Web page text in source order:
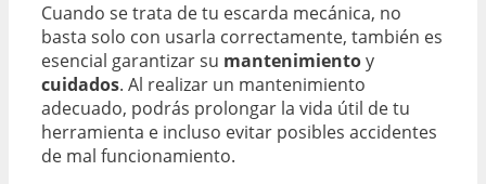
Cuando se trata de tu escarda mecánica, no
basta solo con usarla correctamente, también es
esencial garantizar su mantenimientoy
cuidados. Al realizar un mantenimiento
adecuado, podrás prolongar la vida útil de tu
herramienta e incluso evitar posibles accidentes
de mal funcionamiento.